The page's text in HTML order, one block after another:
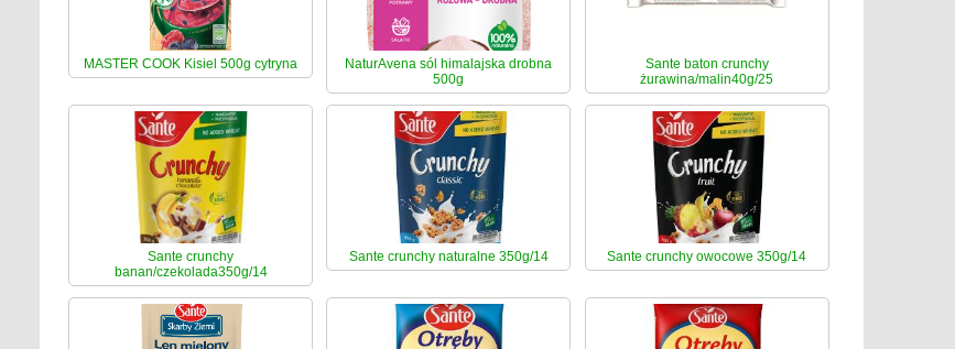
MASTER COOK Kisiel 500g cytryna
NaturAvena sól himalajska drobna
500g
Sante baton crunchy
żurawina/malin40g/25
Sante crunchy
banan/czekolada350g/14
Sante crunchy naturalne 350g/14 Sante crunchy owocowe 350g/14